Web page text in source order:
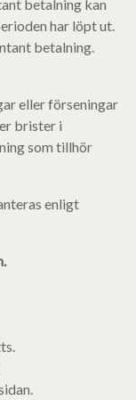
betalning kan
har löpt ut.
betalning.
eller förseningar
brister i
som tillhör
enligt